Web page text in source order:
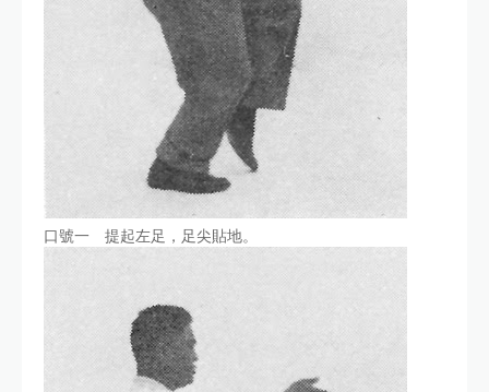
口號一 提起左足，足尖貼地。